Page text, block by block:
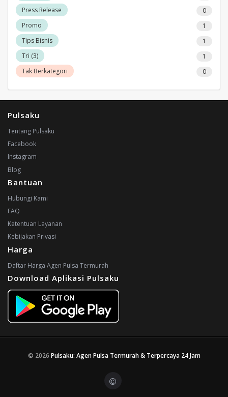
Press Release
0
Promo
1
Tips Bisnis
1
Tri (3)
1
Tak Berkategori
0
Pulsaku
Tentang Pulsaku
Facebook
Instagram
Blog
Bantuan
Hubungi Kami
FAQ
Ketentuan Layanan
Kebijakan Privasi
Harga
Daftar Harga Agen Pulsa Termurah
Download Aplikasi Pulsaku
© 2026 Pulsaku: Agen Pulsa Termurah & Terpercaya 24 Jam